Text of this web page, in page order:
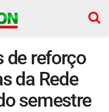
de reforço
da Rede
semestre